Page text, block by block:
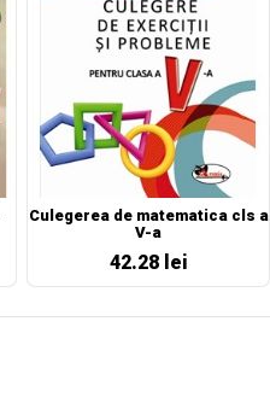
Culegerea de matematica cls a
V-a
42.28 lei